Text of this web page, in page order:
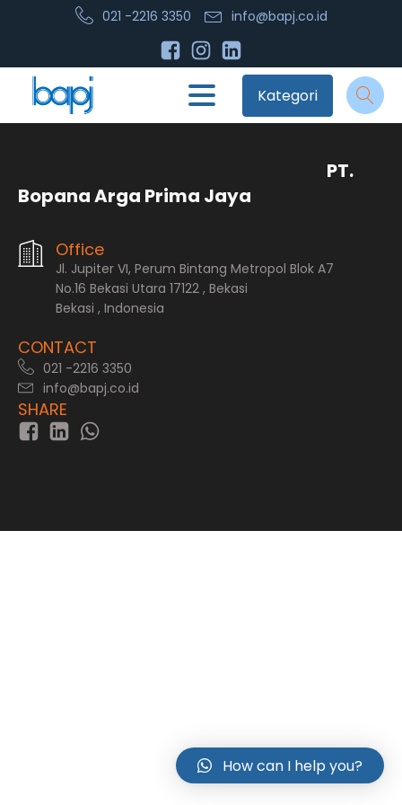
021 -2216 3350 info@bapj.co.id
Kategori
PT.
Bopana Arga Prima Jaya
Office
Jl. Jupiter VI, Perum Bintang Metropol Blok A7
No.16 Bekasi Utara 17122 , Bekasi
Bekasi , Indonesia
CONTACT
021 -2216 3350
info@bapj.co.id
SHARE
How can I help you?